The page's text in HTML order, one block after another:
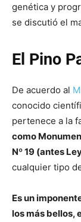
genética y
se discutió el
El Pino
De acuerdo al
conocido
pertenece a la
como
Nº 19 (antes
cualquier tipo
Es un
los más bellos,